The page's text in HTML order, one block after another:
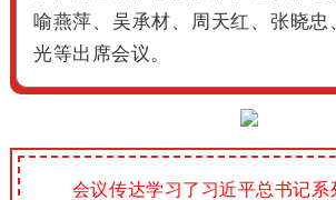
喻燕萍、吴承材、周天红、张晓忠
光等出席会议。
会议传达学习了习近平总书记系